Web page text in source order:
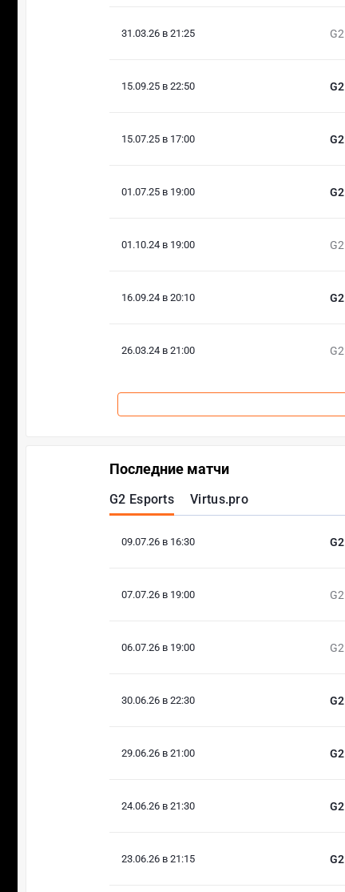
31.03.26 в 21:25 G2
15.09.25 в 22:50 G2
15.07.25 в 17:00 G2
01.07.25 в 19:00 G2
01.10.24 в 19:00 G2
16.09.24 в 20:10 G2
26.03.24 в 21:00 G2
Последние матчи
G2 Esports Virtus.pro
09.07.26 в 16:30 G2
07.07.26 в 19:00 G2
06.07.26 в 19:00 G2
30.06.26 в 22:30 G2
29.06.26 в 21:00 G2
24.06.26 в 21:30 G2
23.06.26 в 21:15 G2